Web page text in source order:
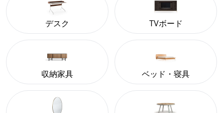
デスク TVボード
収納家具 ベッド・寝具